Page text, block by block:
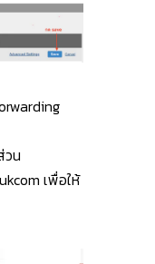
วน
เพื่อให้